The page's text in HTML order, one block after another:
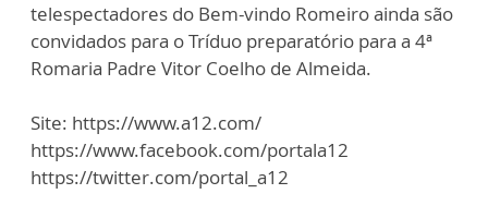
telespectadores do Bem-vindo Romeiro ainda são
convidados para o Tríduo preparatório para a 4ª
Romaria Padre Vitor Coelho de Almeida.
Site: https://www.a12.com/
https://www.facebook.com/portala12
https://twitter.com/portal_a12